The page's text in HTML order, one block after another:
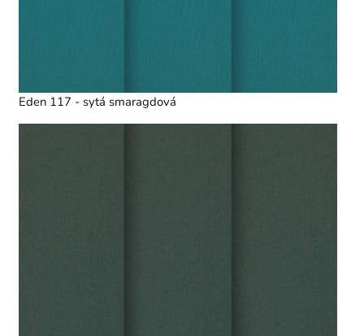
Eden 117 - sytá smaragdová